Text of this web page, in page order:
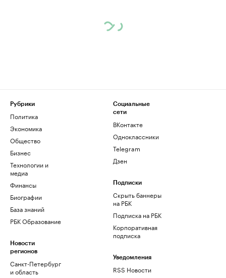
Рубрики
Политика
Экономика
Общество
Бизнес
Технологии и
медиа
Финансы
Биографии
База знаний
РБК Образование
Новости
регионов
Санкт-Петербург
и область
Социальные
сети
ВКонтакте
Одноклассники
Telegram
Дзен
Подписки
Скрыть баннеры
на РБК
Подписка на РБК
Корпоративная
подписка
Уведомления
RSS Новости